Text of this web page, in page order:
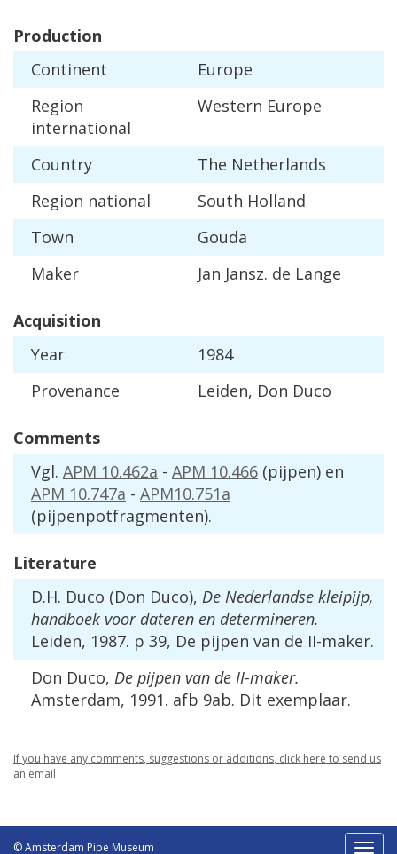
Production
Continent
Europe
Region
international
Western Europe
Country The Netherlands
Region national South Holland
Town
Gouda
Maker
Jan Jansz. de Lange
Acquisition
Year
1984
Provenance
Leiden, Don Duco
Comments
Vgl. APM 10.462a - APM 10.466 (pijpen) en
APM 10.747a - APM10.751a
(pijpenpotfragmenten).
Literature
D.H. Duco (Don Duco), De Nederlandse kleipijp,
handboek voor dateren en determineren.
Leiden, 1987. p 39, De pijpen van de II-maker.
Don Duco, De pijpen van de II-maker.
Amsterdam, 1991. afb 9ab. Dit exemplaar.
Ifyou have any comments, suggestions or additions, click here to send us
an email
© Amsterdam Pipe Museum